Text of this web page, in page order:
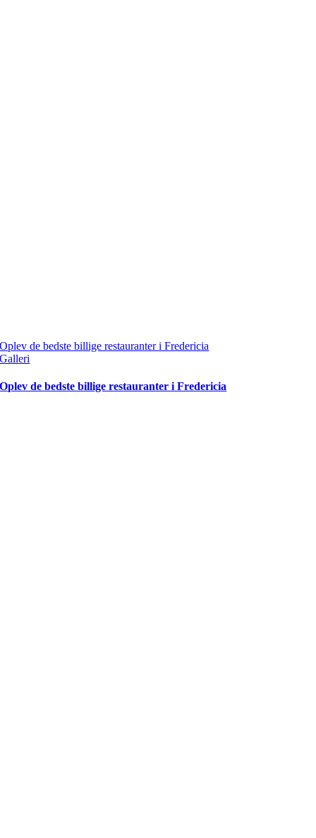
Oplev de bedste billige restauranter i Fredericia
Galleri
Oplev de bedste billige restauranter i Fredericia